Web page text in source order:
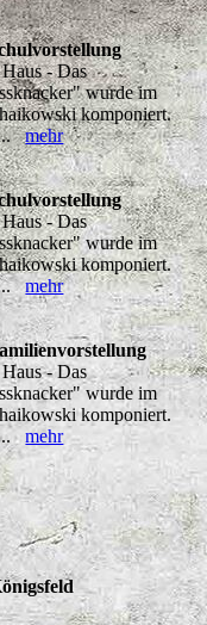
- Das
wurde im
komponiert.
mehr
- Das
wurde im
komponiert.
mehr
- Das
wurde im
komponiert.
mehr